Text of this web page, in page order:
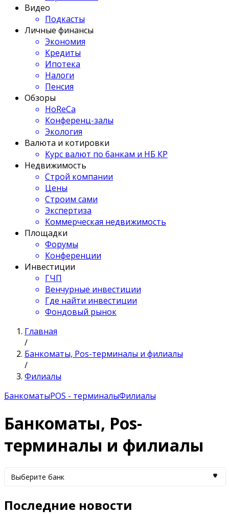
Видео
Подкасты
Личные финансы
Экономия
Кредиты
Ипотека
Налоги
Пенсия
Обзоры
HoReCa
Конференц-залы
Экология
Валюта и котировки
Курс валют по банкам и НБ КР
Недвижимость
Строй компании
Цены
Строим сами
Экспертиза
Коммерческая недвижимость
Площадки
Форумы
Конференции
Инвестиции
ГЧП
Венчурные инвестиции
Где найти инвестиции
Фондовый рынок
Главная
/
Банкоматы, Pos-терминалы и филиалы
/
Филиалы
БанкоматыPOS - терминалыФилиалы
Банкоматы, Pos-
терминалы и филиалы
Выберите банк
Последние новости